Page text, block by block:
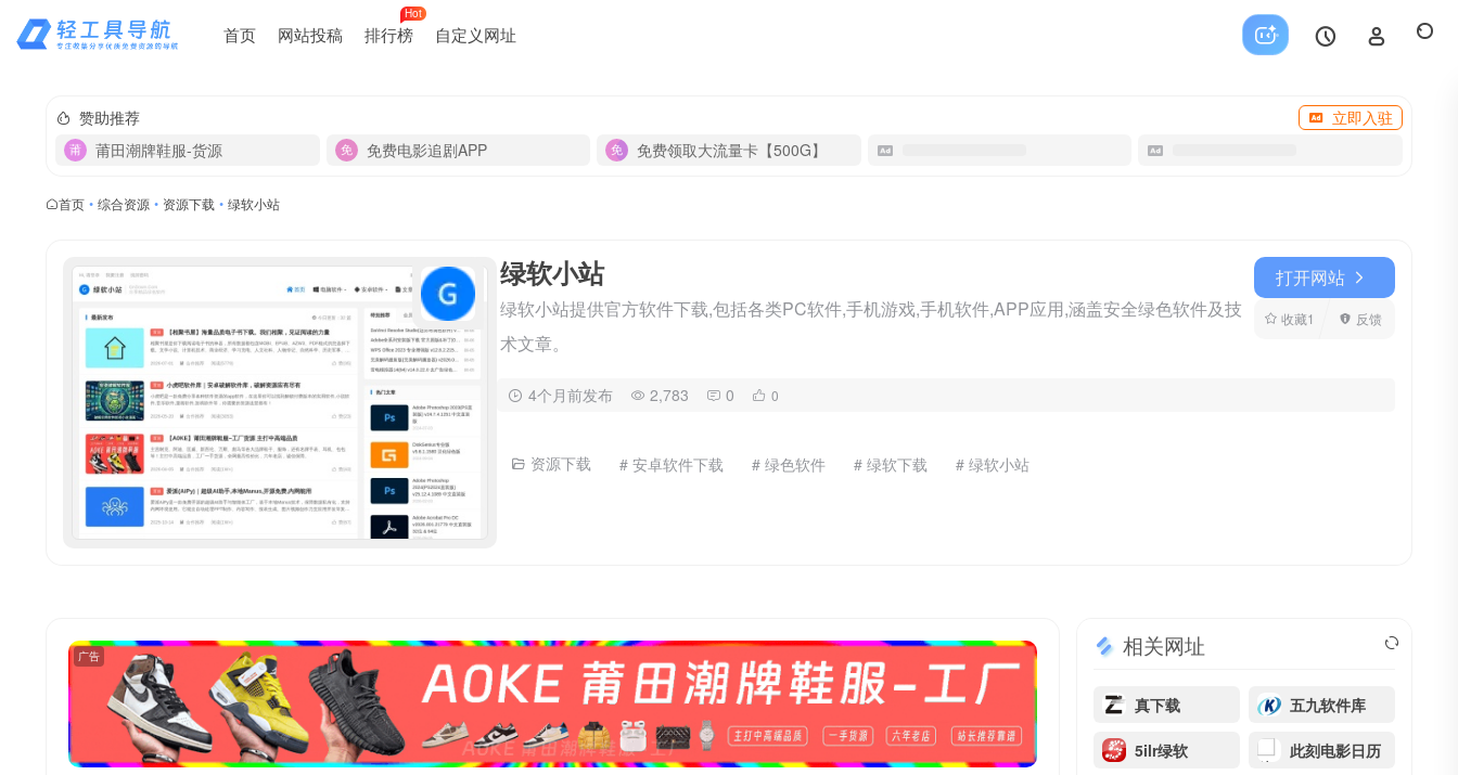
首页 网站投稿 排行榜
Hot
自定义网址
赞助推荐
立即入驻
莆田潮牌鞋服-货源
免费电影追剧APP 免费领取大流量卡【500G】
首页 • 综合资源 • 资源下载 • 绿软小站
绿软小站
绿软小站提供官方软件下载,包括各类PC软件,手机游戏,手机软件,APP应用,涵盖安全绿色软件及技
术文章。
打开网站
收藏1 反馈
4个月前发布 2,783 0 0
资源下载 # 安卓软件下载 # 绿色软件 # 绿软下载 # 绿软小站
广告 相关网址
真下载 五九软件库
5ilr绿软 此刻电影日历